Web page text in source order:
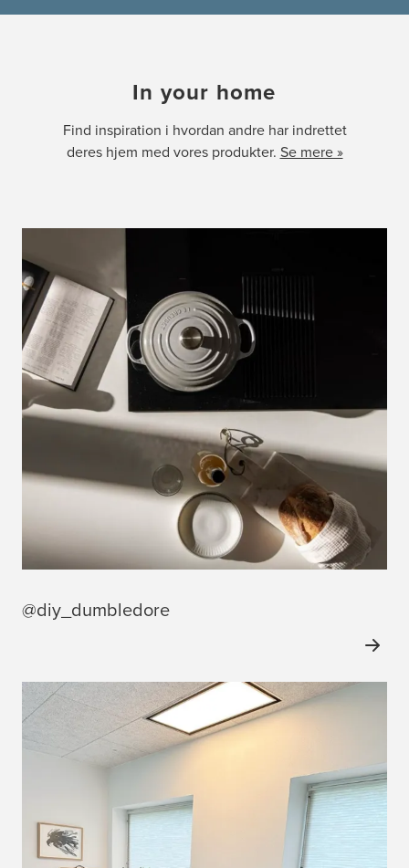
In your home
Find inspiration i hvordan andre har indrettet
deres hjem med vores produkter. Se mere »
@diy_dumbledore